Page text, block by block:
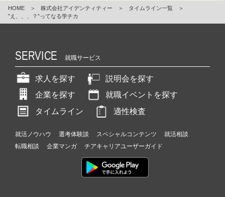
HOME ＞ 株式会社アイデンティティー ＞ タイムライン一覧
＞
”え、、、？”ってなる学チカ
SERVICE 就職サービス
求人を探す
説明会を探す
企業を探す
就職イベントを探す
タイムライン
適性検査
就活ノウハウ 選考体験談 スペシャルコンテンツ
就活相談
転職相談
企業マンガ チアキャリアユーザーガイド